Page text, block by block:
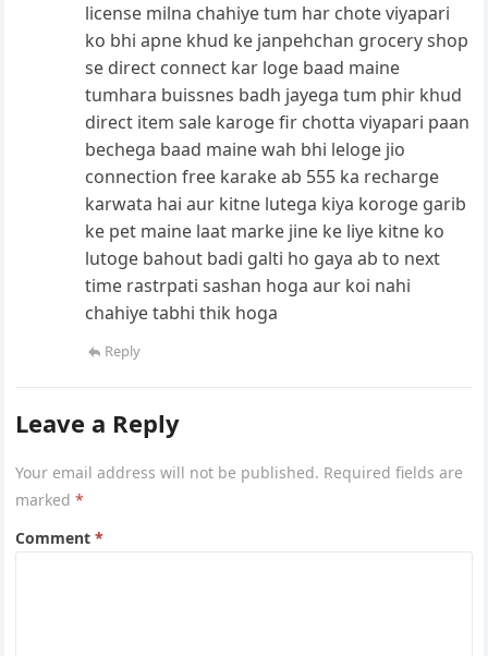
license milna chahiye tum har chote viyapari
ko bhi apne khud ke janpehchan grocery shop
se direct connect kar loge baad maine
tumhara buissnes badh jayega tum phir khud
direct item sale karoge fir chotta viyapari paan
bechega baad maine wah bhi leloge jio
connection free karake ab 555 ka recharge
karwata hai aur kitne lutega kiya koroge garib
ke pet maine laat marke jine ke liye kitne ko
lutoge bahout badi galti ho gaya ab to next
time rastrpati sashan hoga aur koi nahi
chahiye tabhi thik hoga
Reply
Leave a Reply
Your email address will not be published. Required fields are
marked*
Comment*